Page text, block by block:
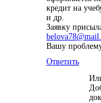
кредит на
и др.
Заявку
Вашу
Ответить